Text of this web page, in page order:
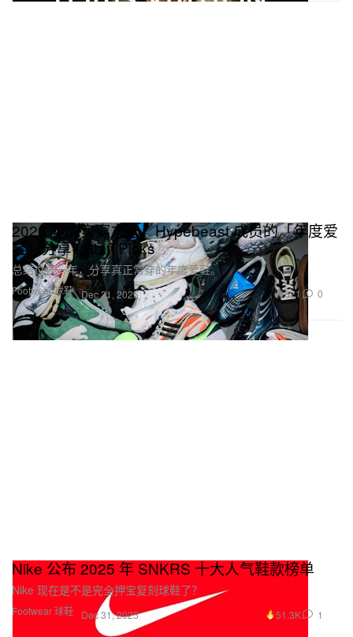
Footwear 球鞋
2025 年的实穿之选，Hypebeast 成员的「年度爱
鞋」分享 | Staff Picks
总结过去一年，分享真正常穿的年度爱鞋。
Dec 31, 2025 621 0
Footwear 球鞋
Nike 公布 2025 年 SNKRS 十大人气鞋款榜单
Nike 现在是不是完全押宝复刻球鞋了？
Dec 31, 2025 51.3K 1